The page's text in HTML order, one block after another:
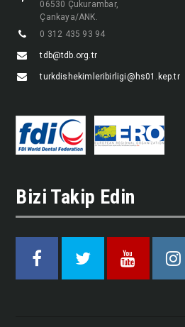
06530 Çukurambar,
Çankaya/ANK.
0 312 435 93 94
tdb@tdb.org.tr
turkdishekimleribirligi@hs01.kep.tr
Bizi Takip Edin
Facebook Twitter Youtube Instagram